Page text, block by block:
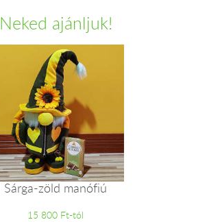
Neked ajánljuk!
Sárga-zöld manófiú
15 800 Ft-tól